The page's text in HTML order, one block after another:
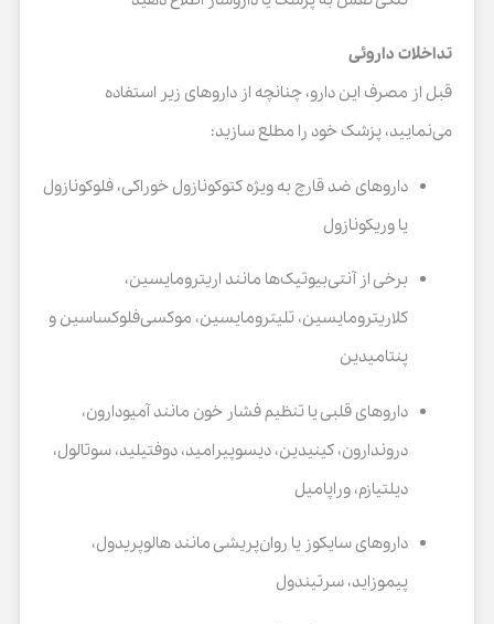
تداخلات داروئی
قبل از مصرف این دارو، چنانچه از داروهای زیر استفاده
می‌نمایید، پزشک خود را مطلع سازید:
داروهای ضد قارچ به ویژه کتوکونازول خوراکی، فلوکونازول
یا وریکونازول
برخی از آنتی‌بیوتیک‌ها مانند اریترومایسین،
کلاریترومایسین، تلیترومایسین، موکسی‌فلوکساسین و
پنتامیدین
داروهای قلبی یا تنظیم فشار خون مانند آمیودارون،
دروندارون، کینیدین، دیسوپیرامید، دوفتیلید، سوتالول،
دیلتیازم، وراپامیل
داروهای سایکوز یا روان‌پریشی مانند هالوپریدول،
پیموزاید، سرتیندول